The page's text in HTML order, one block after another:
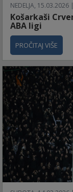
NEDELJA,
Košarkaši
ABA ligi
PROČITAJ VIŠE